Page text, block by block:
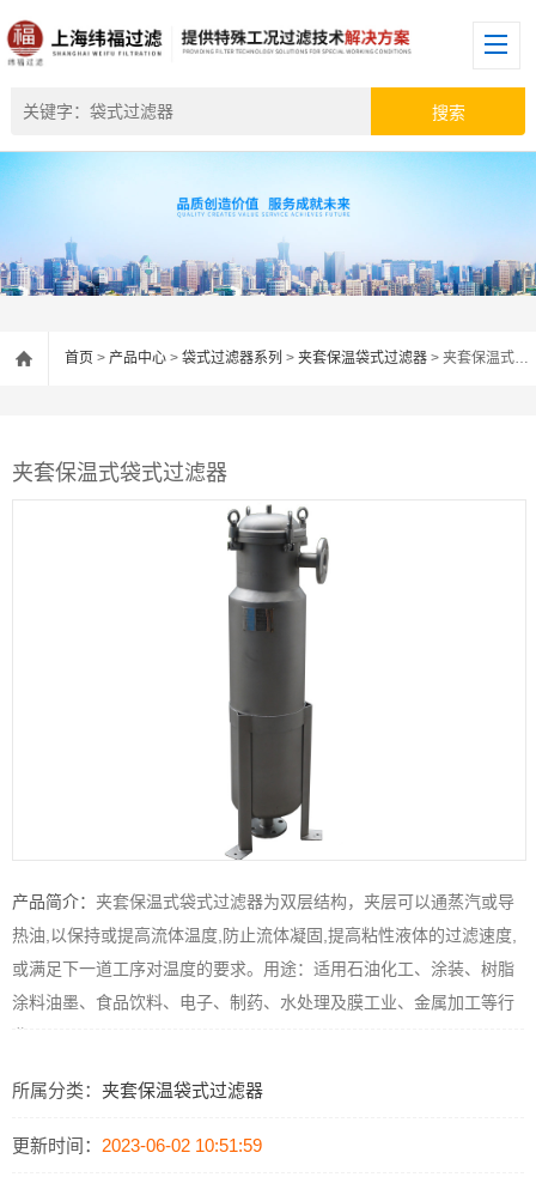
首页 > 产品中心 > 袋式过滤器系列 > 夹套保温袋式过滤器 > 夹套保温式袋式过滤器
夹套保温式袋式过滤器
产品简介： 夹套保温式袋式过滤器为双层结构，夹层可以通蒸汽或导
热油,以保持或提高流体温度,防止流体凝固,提高粘性液体的过滤速度,
或满足下一道工序对温度的要求。用途：适用石油化工、涂装、树脂
涂料油墨、食品饮料、电子、制药、水处理及膜工业、金属加工等行
所属分类： 夹套保温袋式过滤器
更新时间： 2023-06-02 10:51:59